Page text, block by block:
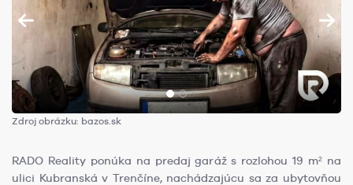
Zdroj obrázku: bazos.sk
RADO Reality ponúka na predaj garáž s rozlohou 19 m² na
ulici Kubranská v Trenčíne, nachádzajúcu sa za ubytovňou